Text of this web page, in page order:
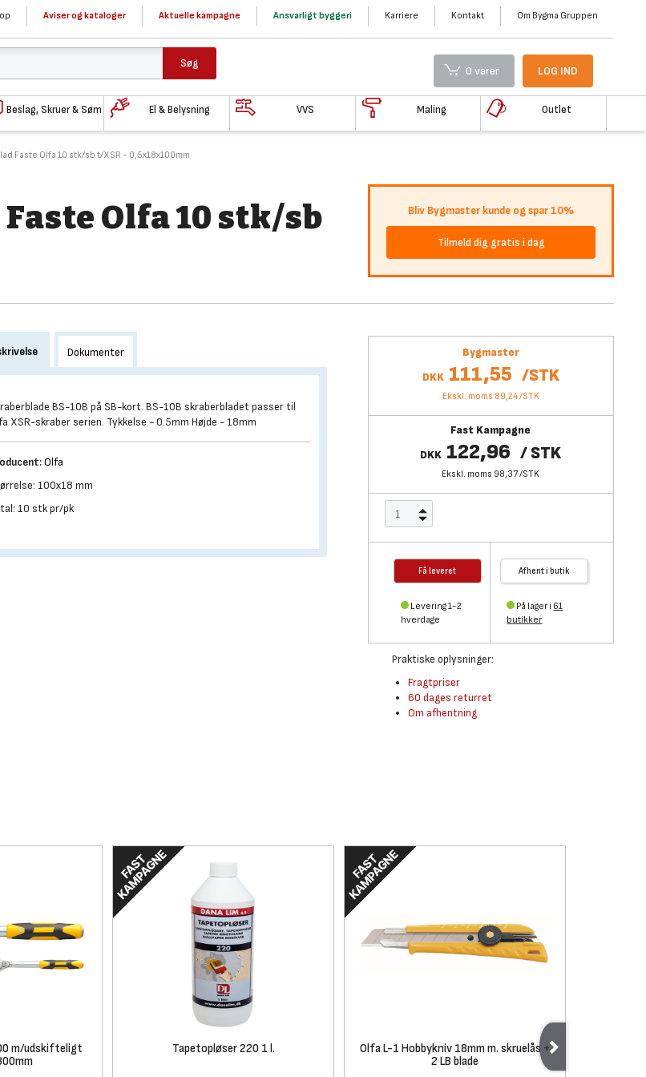
Aviser og kataloger Aktuelle kampagne Ansvarligt byggeri Karriere Kontakt Om Bygma Gruppen
Søg
0 varer LOG IND
Beslag, Skruer & Søm El & Belysning VVS Maling Outlet
Faste Olfa 10 stk/sb t/XSR - 0,5x18x100mm
Olfa 10 stk/sb
Bliv Bygmaster kunde og spar 10%
Tilmeld dig gratis i dag
Bygmaster
DKK 111,55 /STK
Ekskl. moms 89,24/STK
Fast Kampagne
DKK 122,96 /STK
Ekskl. moms 98,37/STK
Få leveret
Levering 1-2
hverdage
Afhent i butik
På lager i 61
butikker
Praktiske oplysninger:
Fragtpriser
60 dages returret
Om afhentning
Dokumenter
BS-10B på SB-kort. BS-10B skraberbladet passer til
XSR-skraber serien. Tykkelse - 0.5mm Højde - 18mm
Olfa
100x18 mm
10 stk pr/pk
m/udskifteligt
Tapetopløser 220 1 l.
Olfa L-1 Hobbykniv 18mm m. skruelås +
2 LB blade